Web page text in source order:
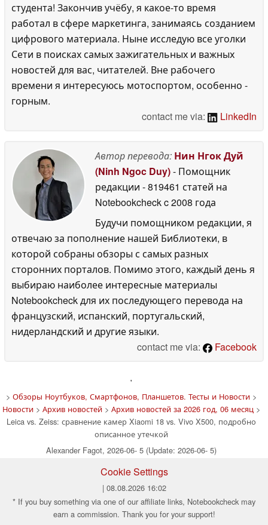
студента! Закончив учёбу, я какое-то время
работал в сфере маркетинга, занимаясь созданием
цифрового материала. Ныне исследую все уголки
Сети в поисках самых зажигательных и важных
новостей для вас, читателей. Вне рабочего
времени я интересуюсь мотоспортом, особенно -
горным.
contact me via:
LinkedIn
Автор перевода: Нин Нгок Дуй
(Ninh Ngoc Duy)- Помощник
редакции - 819461 статей на
Notebookcheckc 2008 года
Будучи помощником редакции, я
отвечаю за пополнение нашей Библиотеки, в
которой собраны обзоры с самых разных
сторонних порталов. Помимо этого, каждый день я
выбираю наиболее интересные материалы
Notebookcheck для их последующего перевода на
французский, испанский, португальский,
нидерландский и другие языки.
contact me via:
Facebook
'
> Обзоры Ноутбуков, Смартфонов, Планшетов. Тесты и Новости>
Новости> Архив новостей> Архив новостей за 2026 год, 06 месяц>
Leica vs. Zeiss: сравнение камер Xiaomi 18 vs. Vivo X500, подробно
описанное утечкой
Alexander Fagot, 2026-06- 5 (Update: 2026-06- 5)
Cookie Settings
| 08.08.2026 16:02
* If you buy something via one of our affiliate links, Notebookcheck may
earn a commission. Thank you for your support!